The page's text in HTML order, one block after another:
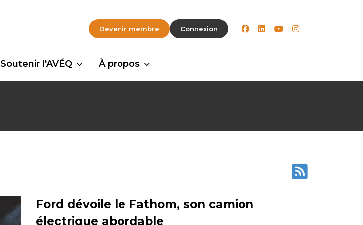
Devenir membre Connexion facebook
linkedinyoutubeinstagram
Soutenir l'AVÉQ À propos
Ford dévoile le Fathom, son camion
électrique abordable